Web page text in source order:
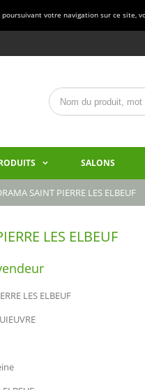
poursuivant votre navigation sur ce site,
SALONS
SAINT PIERRE LES ELBEUF
LES ELBEUF
LES ELBEUF